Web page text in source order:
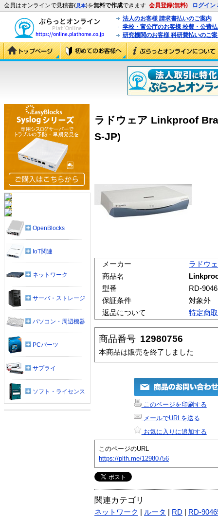
会員はオンラインで見積書(見本)を無料で作成できます 会員登録(無料) ログイン
法人のお客様 請求書払いのご案内
学校・官公庁のお客様 校費・公費
研究機関のお客様 科研費払いのご
ラドウェア Linkproof
S-JP)
メーカー
ラドウ
商品名
型番
RD-
保証条件
対象外
返品について
特定商
商品番号 12980756
本商品は販売を終了しました
このページを印刷する
メールでURLを送る
お気に入りに追加する
このページのURL
https://plth.me/12980756
関連カテゴリ
ネットワーク ルータ RD RD-
OpenBlocks
IoT関連
ネットワーク
サーバ・ストレージ
パソコン・周辺機器
PCパーツ
サプライ
ソフト・ライセンス